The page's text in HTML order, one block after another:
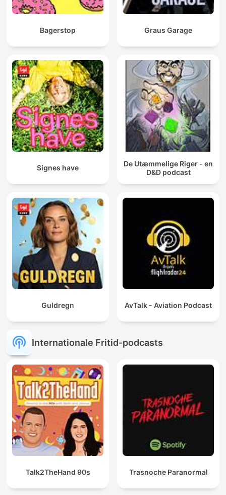
Bagerstop Graus Garage
Signes have
De Utæmmelige Riger - en
D&D podcast
Guldregn AvTalk - Aviation Podcast
Internationale Fritid-podcasts
Talk2TheHand 90s Trasnoche Paranormal